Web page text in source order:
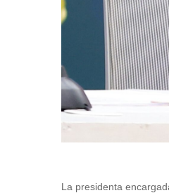
La presidenta